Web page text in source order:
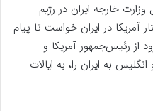
خارجه ایران در رژیم
آمریکا در ایران‌ خواست تا پیام
از رئیس‌جمهور آمریکا و
به ایران را، به ایالات